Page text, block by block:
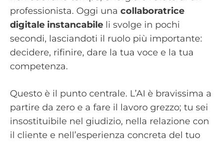
professionista. Oggi una collaboratrice
digitale instancabile li svolge in pochi
secondi, lasciandoti il ruolo più importante:
decidere, rifinire, dare la tua voce e la tua
competenza.
Questo è il punto centrale. L’AI è bravissima a
partire da zero e a fare il lavoro grezzo; tu sei
insostituibile nel giudizio, nella relazione con
il cliente e nell’esperienza concreta del tuo